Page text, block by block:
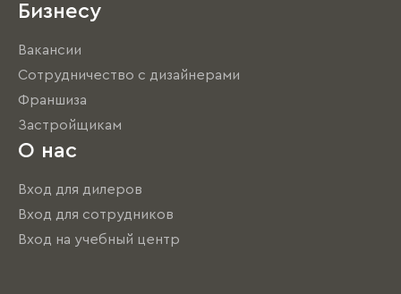
Бизнесу
Вакансии
Сотрудничество с дизайнерами
Франшиза
Застройщикам
О нас
Вход для дилеров
Вход для сотрудников
Вход на учебный центр